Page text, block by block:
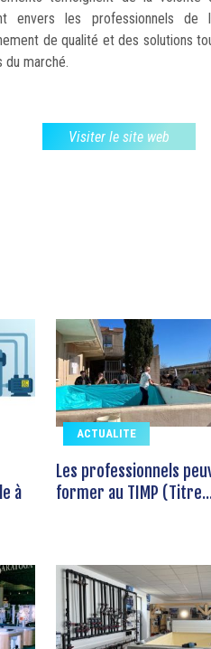
envers les professionnels
de qualité et des solutions
du marché.
Visiter le site web
à
ACTUALITE
Les professionnels
former au TIMP